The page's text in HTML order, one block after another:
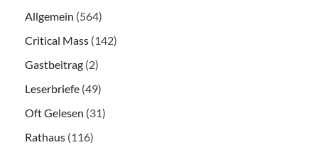
Allgemein (564)
Critical Mass (142)
Gastbeitrag (2)
Leserbriefe (49)
Oft Gelesen (31)
Rathaus (116)